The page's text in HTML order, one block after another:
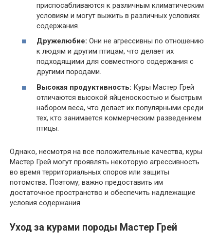
приспосабливаются к различным климатическим
условиям и могут выжить в различных условиях
содержания.
Дружелюбие: Они не агрессивны по отношению
к людям и другим птицам, что делает их
подходящими для совместного содержания с
другими породами.
Высокая продуктивность: Куры Мастер Грей
отличаются высокой яйценоскостью и быстрым
набором веса, что делает их популярными среди
тех, кто занимается коммерческим разведением
птицы.
Однако, несмотря на все положительные качества, куры
Мастер Грей могут проявлять некоторую агрессивность
во время территориальных споров или защиты
потомства. Поэтому, важно предоставить им
достаточное пространство и обеспечить надлежащие
условия содержания.
Уход за курами породы Мастер Грей